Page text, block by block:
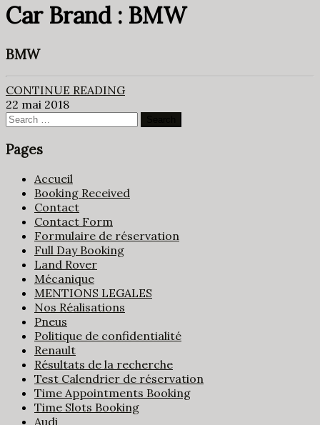
Car Brand : BMW
BMW
CONTINUE READING
22 mai 2018
Pages
Accueil
Booking Received
Contact
Contact Form
Formulaire de réservation
Full Day Booking
Land Rover
Mécanique
MENTIONS LEGALES
Nos Réalisations
Pneus
Politique de confidentialité
Renault
Résultats de la recherche
Test Calendrier de réservation
Time Appointments Booking
Time Slots Booking
Audi